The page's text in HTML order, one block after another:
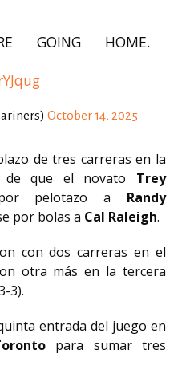
GOING HOME.
October 14, 2025
de tres carreras en la
de que el novato Trey
pelotazo a Randy
por bolas a Cal Raleigh.
con dos carreras en el
otra más en la tercera
3).
entrada del juego en
para sumar tres